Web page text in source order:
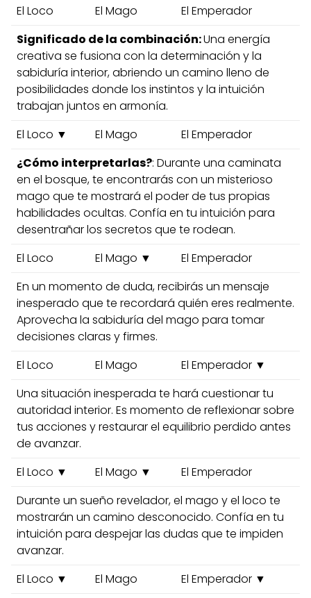
El Loco El Mago
El Emperador
Significado de la combinación:Una energía
creativa se fusiona con la determinación y la
sabiduría interior, abriendo un camino lleno de
posibilidades donde los instintos y la intuición
trabajan juntos en armonía.
El Loco ▼
El Mago
El Emperador
¿Cómo interpretarlas?: Durante una caminata
en el bosque, te encontrarás con un misterioso
mago que te mostrará el poder de tus propias
habilidades ocultas. Confía en tu intuición para
desentrañar los secretos que te rodean.
El Loco
El Mago ▼
El Emperador
En un momento de duda, recibirás un mensaje
inesperado que te recordará quién eres realmente.
Aprovecha la sabiduría del mago para tomar
decisiones claras y firmes.
El Loco
El Mago
El Emperador ▼
Una situación inesperada te hará cuestionar tu
autoridad interior. Es momento de reflexionar sobre
tus acciones y restaurar el equilibrio perdido antes
de avanzar.
El Loco ▼
El Mago ▼
El Emperador
Durante un sueño revelador, el mago y el loco te
mostrarán un camino desconocido. Confía en tu
intuición para despejar las dudas que te impiden
avanzar.
El Loco ▼
El Mago
El Emperador ▼